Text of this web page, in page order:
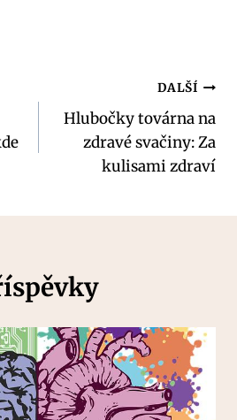
DALŠÍ
Hlubočky továrna na
zdravé svačiny: Za
kulisami zdraví